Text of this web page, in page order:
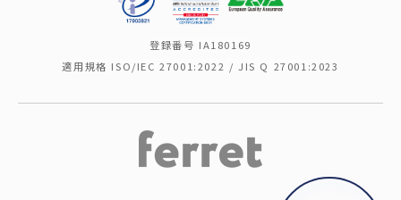
登録番号 IA180169
適用規格 ISO/IEC 27001:2022 / JIS Q 27001:2023